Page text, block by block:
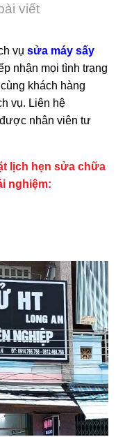
viết
vụ sửa máy sấy
nhận mọi tình trạng
khách hàng
vụ. Liên hệ
nhân viên tư
lịch hẹn sửa chữa
nghiệm: